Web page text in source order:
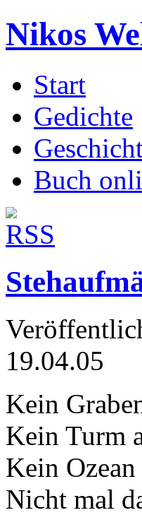
Nikos
Start
Gedichte
Buch
19.04.05
Kein
Kein Turm
Kein
Nicht mal